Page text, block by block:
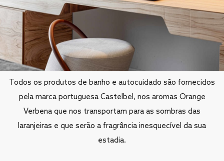
Detalhes com alma
Todos os produtos de banho e autocuidado são fornecidos
pela marca portuguesa Castelbel, nos aromas Orange
Verbena que nos transportam para as sombras das
laranjeiras e que serão a fragrância inesquecível da sua
estadia.